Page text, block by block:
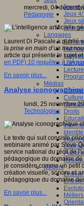
Jeu et
Jeux
Jeux
Jeux
Langages
Ecriture
Lecture
Médias
Droits
Métiers
mercredi, 04
Pédagogie
Laurent Di Pascale a publié
la prise en main d’un tout
article qui présente le sujet
en PDF) 10 requêtes à l’IA
En savoir plus...
Analyse
lundi, 25 novembre
Technologies
Le texte qui suit consiste
webinaire animé par Steve
service national du récit de
pédagogique du domaine
je considère comme un petit
création visuelle, sonore et
pédagogique du domaine
En savoir plus...